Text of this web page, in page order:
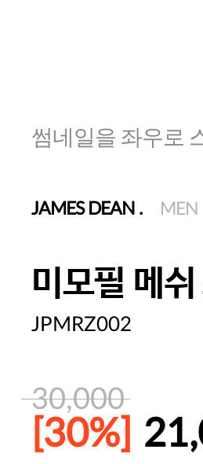
썸네일을 좌우로
JAMES DEAN . MEN
미모필 메
JPMRZ002
30,000
[30%]